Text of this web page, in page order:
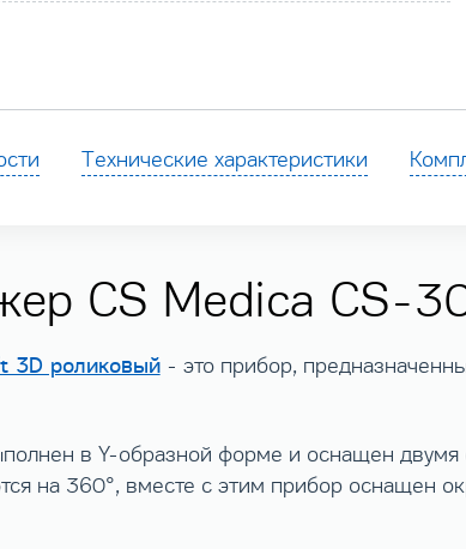
Технические характеристики
CS Medica CS-
3D роликовый- это прибор,
в Y-образной форме и оснащен
на 360°, вместе с этим прибор оснащен